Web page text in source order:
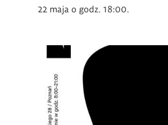
22 maja o godz. 18:00.